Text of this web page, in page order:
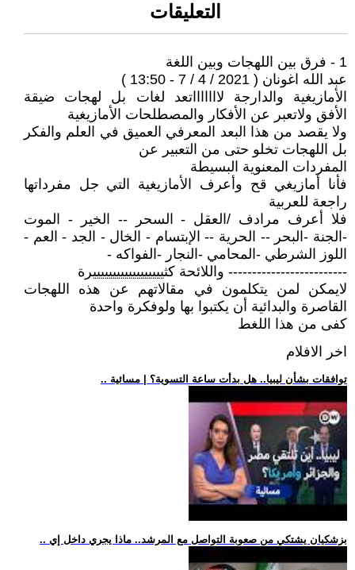
التعليقات
1 - فرق بين اللهجات وبين اللغة
عبد الله اغونان ( 2021 / 4 / 7 - 13:50 )
الأمازيغية والدارجة لاااااااتعد لغات بل لهجات ضيقة
الأفق ولاتعبر عن الأفكار والمصطلحات الأمازيغية
ولا يقصد من هذا البعد المعرفي العميق في العلم والفكر
بل اللهجات تخلو حتى من التعبير عن
المفردات المعنوية البسيطة
فأنا أمازيغي قح وأعرف الأمازيغية التي جل مفرداتها
راجعة للعربية
فلا أعرف مرادف /العقل - السحر -- الخير - الموت
-الجنة -البحر -- الحرية -- الإبتسام - الخال - الجد - العم -
اللوز الشرطي -المحامي -النجار -الفواكه -
------------------------- واللائحة كثييييييييييييييييييرة
لايمكن لمن يتكلمون في مقالاتهم عن هذه اللهجات
القاصرة والبدائية أن يكتبوا بها ولوفكرة واحدة
كفى من هذا اللغط
اخر الافلام
.. توافقات بشأن ليبيا.. هل بدأت ساعة التسوية؟ | مسائية
.. بزشكيان يشتكي من صعوبة التواصل مع المرشد.. ماذا يجري داخل إي